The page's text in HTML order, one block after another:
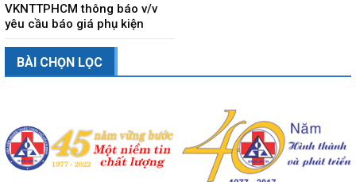
VKNTTPHCM thông báo v/v
yêu cầu báo giá phụ kiện
BÀI CHỌN LỌC